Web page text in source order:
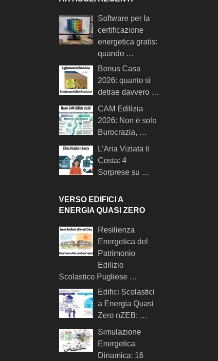
Software per la
certificazione
energetica gratis:
quando …
Bonus Casa
2026: quanto si
detrae davvero …
CAM Edilizia
2026: Non è solo
Burocrazia, …
L’Aria Viziata ti
Costa: 4
Sorprese su …
VERSO EDIFICI A
ENERGIA QUASI ZERO
Resilienza
Energetica del
Patrimonio
Edilizio
Scolastico Pugliese …
Edifici Scolastici
a Energia Quasi
Zero nZEB: …
Simulazione
Energetica
Dinamica: 16